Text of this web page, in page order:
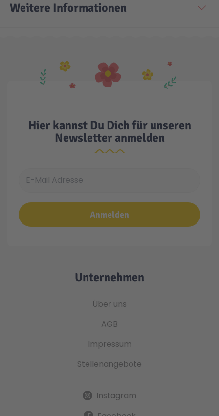
Weitere Informationen
Hier kannst Du Dich für unseren
Newsletter anmelden
Anmelden
Unternehmen
Über uns
AGB
Impressum
Stellenangebote
Instagram